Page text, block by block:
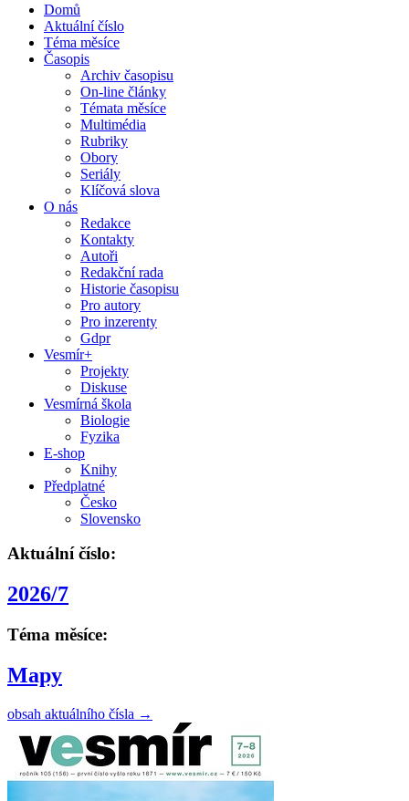
Domů
Aktuální číslo
Téma měsíce
Časopis
Archiv časopisu
On-line články
Témata měsíce
Multimédia
Rubriky
Obory
Seriály
Klíčová slova
O nás
Redakce
Kontakty
Autoři
Redakční rada
Historie časopisu
Pro autory
Pro inzerenty
Gdpr
Vesmír+
Projekty
Diskuse
Vesmírná škola
Biologie
Fyzika
E-shop
Knihy
Předplatné
Česko
Slovensko
Aktuální číslo:
2026/7
Téma měsíce:
Mapy
obsah aktuálního čísla →